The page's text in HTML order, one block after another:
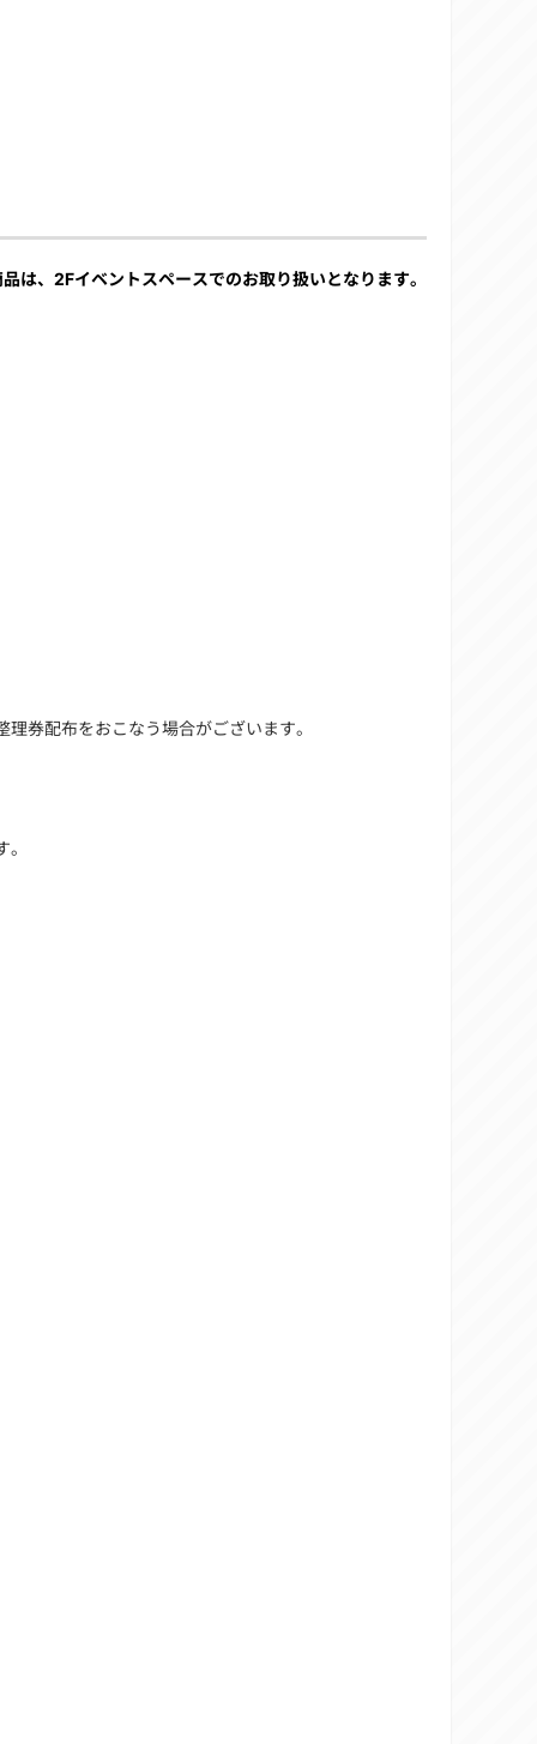
は、2Fイベントスペースでのお取り扱いとなります。
券配布をおこなう場合がございます。